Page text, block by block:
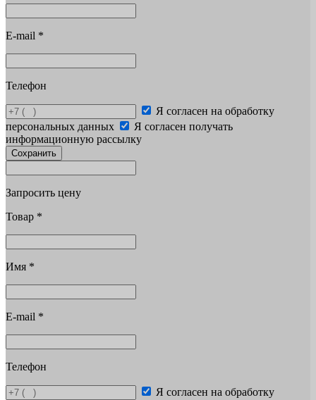
E-mail *
Телефон
Я согласен на обработку
персональных данных
Я согласен получать
информационную рассылку
Сохранить
Запросить цену
Товар *
Имя *
E-mail *
Телефон
Я согласен на обработку